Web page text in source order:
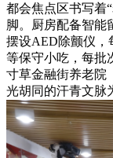
都会焦点区书写着
脚。厨房配备智能
摆设AED除颤仪，
等保守小吃，每批
寸草金融街养老院
光胡同的汗青文脉